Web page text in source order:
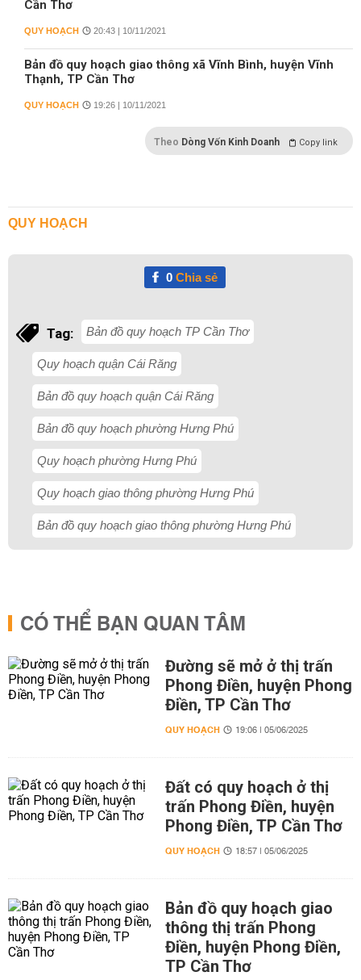
Cần Thơ
QUY HOẠCH 20:43 | 10/11/2021
Bản đồ quy hoạch giao thông xã Vĩnh Bình, huyện Vĩnh
Thạnh, TP Cần Thơ
QUY HOẠCH 19:26 | 10/11/2021
Theo Dòng Vốn Kinh Doanh Copy link
QUY HOẠCH
0Chia sẻ
Tag: Bản đồ quy hoạch TP Cần Thơ
Quy hoạch quận Cái Răng
Bản đồ quy hoạch quận Cái Răng
Bản đồ quy hoạch phường Hưng Phú
Quy hoạch phường Hưng Phú
Quy hoạch giao thông phường Hưng Phú
Bản đồ quy hoạch giao thông phường Hưng Phú
CÓ THỂ BẠN QUAN TÂM
Đường sẽ mở ở thị trấn
Phong Điền, huyện Phong
Điền, TP Cần Thơ
QUY HOẠCH 19:06 | 05/06/2025
Đất có quy hoạch ở thị
trấn Phong Điền, huyện
Phong Điền, TP Cần Thơ
QUY HOẠCH 18:57 | 05/06/2025
Bản đồ quy hoạch giao
thông thị trấn Phong
Điền, huyện Phong Điền,
TP Cần Thơ